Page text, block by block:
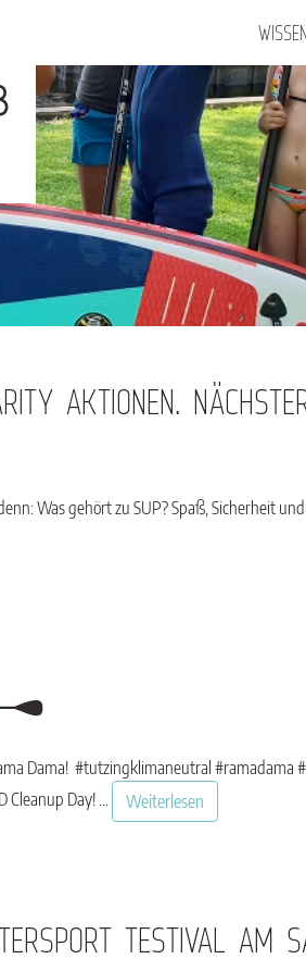
AKTIONEN.
Was gehört zu SUP? Spaß, Sicherheit
Dama! #tutzingklimaneutral #ramadama
Day! ...
Weiterlesen
TESTIVAL AM